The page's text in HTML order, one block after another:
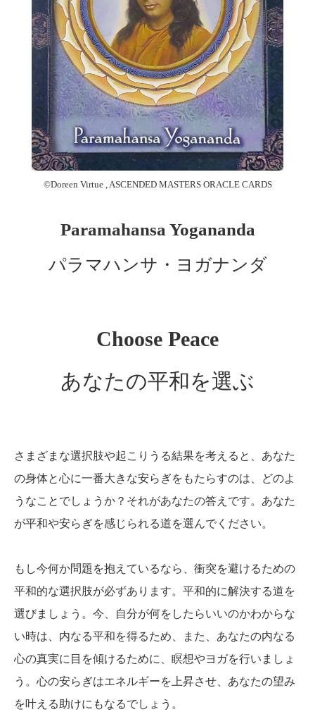
©︎Doreen Virtue , ASCENDED MASTERS ORACLE CARDS
Paramahansa Yogananda
パラマハンサ・ヨガナンダ
Choose Peace
あなたの平和を選ぶ
さまざまな選択肢や起こりうる結果を考えると、あなた
の身体と心に一番大きな安らぎをもたらすのは、どのよ
うなことでしょうか？それがあなたの答えです。あなた
が平和や安らぎを感じられる道を選んでください。
もし今何か問題を抱えているなら、衝突を避けるための
平和的な選択肢が必ずあります。平和的に解決する道を
選びましょう。今、自分が何をしたらいいのかわからな
い時は、内なる平和を得るため、また、あなたの内なる
心の真実に目を傾けるために、瞑想やヨガを行いましょ
う。心の安らぎはエネルギーを上昇させ、あなたの望み
を叶える助けにもなるでしょう。